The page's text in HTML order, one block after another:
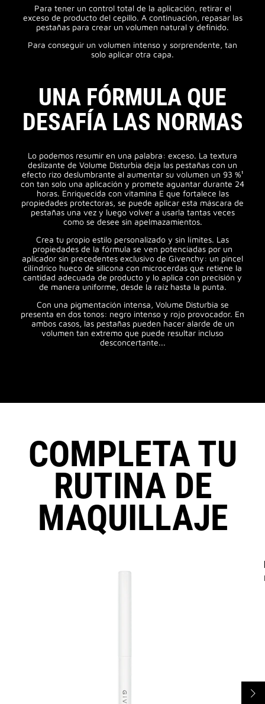
Para tener un control total de la aplicación, retirar el
exceso de producto del cepillo. A continuación, repasar las
pestañas para crear un volumen natural y definido.
Para conseguir un volumen intenso y sorprendente, tan
solo aplicar otra capa.
UNA FÓRMULA QUE
DESAFÍA LAS NORMAS
Lo podemos resumir en una palabra: exceso. La textura
deslizante de Volume Disturbia deja las pestañas con un
efecto rizo deslumbrante al aumentar su volumen un 93 %¹
con tan solo una aplicación y promete aguantar durante 24
horas. Enriquecida con vitamina E que fortalece las
propiedades protectoras, se puede aplicar esta máscara de
pestañas una vez y luego volver a usarla tantas veces
como se desee sin apelmazamientos.
Crea tu propio estilo personalizado y sin límites. Las
propiedades de la fórmula se ven potenciadas por un
aplicador sin precedentes exclusivo de Givenchy: un pincel
cilíndrico hueco de silicona con microcerdas que retiene la
cantidad adecuada de producto y lo aplica con precisión y
de manera uniforme, desde la raíz hasta la punta.
Con una pigmentación intensa, Volume Disturbia se
presenta en dos tonos: negro intenso y rojo provocador. En
ambos casos, las pestañas pueden hacer alarde de un
volumen tan extremo que puede resultar incluso
desconcertante...
COMPLETA TU
RUTINA DE
MAQUILLAJE